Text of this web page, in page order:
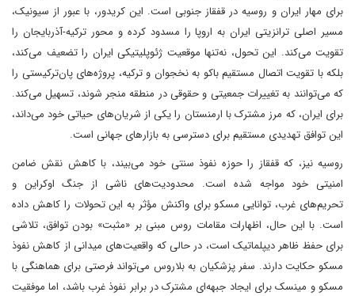
برای مهار ایران و روسیه در قفقاز جنوبی است. این کریدور، با عبور از سیونیک،
مسیر اصلی ترانزیتی ایران به اروپا را مسدود کرده و محور ترکیه-آذربایجان را
تقویت می‌کند. این تحول، نه‌تنها موقعیت ژئوپلیتیکی ایران را تضعیف می‌کند،
بلکه با تقویت اتصال مستقیم باکو به نخجوان و ترکیه، پروژه‌های پان‌ترکیستی را
که می‌توانند به تغییرات جمعیتی و حقوقی در منطقه منجر شوند، تسهیل می‌کند.
برای ایران، که مرز مشترک با ارمنستان را یکی از شریان‌های حیاتی خود می‌داند،
این توافق تهدیدی مستقیم برای دسترسی به بازارهای جهانی است.
روسیه نیز، که قفقاز را حوزه نفوذ سنتی خود می‌بیند، با کاهش نقش ضامن
امنیتی خود مواجه شده است. محدودیت‌های ناشی از جنگ اوکراین و
تحریم‌های غرب، توانایی مسکو برای واکنش مؤثر به این تحولات را کاهش داده
است. با این حال، اظهارات مقامات روس مبنی بر «مثبت» بودن توافق، تلاشی
برای حفظ ظاهر دیپلماتیک است، در حالی که واقعیت‌های میدانی از کاهش نفوذ
مسکو حکایت دارند. سفر پزشکیان به بلاروس می‌تواند فرصتی برای هماهنگی با
مسکو و مینسک برای ایجاد جبهه‌ای مشترک در برابر نفوذ غرب باشد، اما موفقیت